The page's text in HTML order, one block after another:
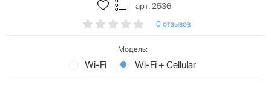
арт. 2536
0 отзывов
Модель:
Wi-Fi Wi-Fi + Cellular